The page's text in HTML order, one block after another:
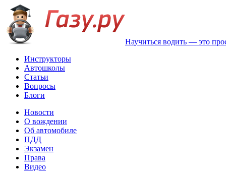
Научиться водить — это
Инструкторы
Автошколы
Статьи
Вопросы
Блоги
Новости
О вождении
Об автомобиле
ПДД
Экзамен
Права
Видео